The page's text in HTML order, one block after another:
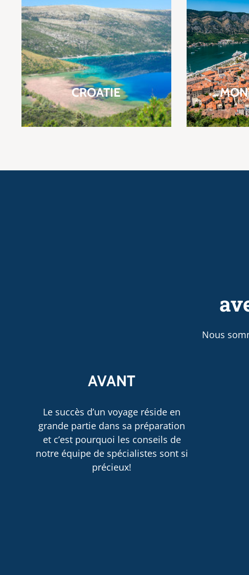
CROATIE
Nous
AVANT
Le succès d’un voyage réside en
grande partie dans sa préparation
et c’est pourquoi les conseils de
notre équipe de spécialistes sont si
précieux!